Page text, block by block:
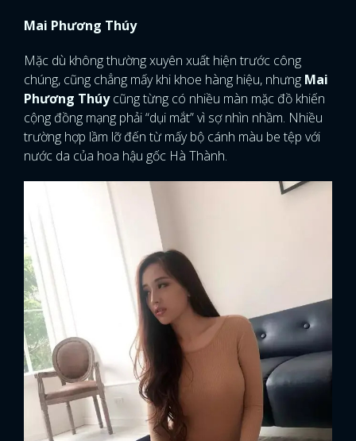
Mai Phương Thúy
Mặc dù không thường xuyên xuất hiện trước công
chúng, cũng chẳng mấy khi khoe hàng hiệu, nhưng Mai
Phương Thúycũng từng có nhiều màn mặc đồ khiến
cộng đồng mạng phải “dụi mắt” vì sợ nhìn nhầm. Nhiều
trường hợp lầm lỡ đến từ mấy bộ cánh màu be tệp với
nước da của hoa hậu gốc Hà Thành.